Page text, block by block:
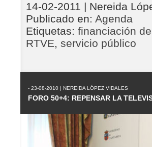
14-02-2011 | Nereida
Publicado en: Agenda
Etiquetas: financiación
RTVE, servicio público
- 23-08-2010 | NEREIDA LÓPEZ VIDALES
FORO 50+4: REPENSAR LA